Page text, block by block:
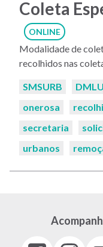
Coleta
ONLINE
Modalidade de
recolhidos nas
Palavras-
SMSURB DMLU
onerosa
secretaria
urbanos
FacebookInstagram